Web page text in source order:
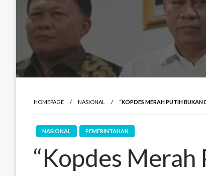
HOMEPAGE NASIONAL “KOPDES MERAH PUTIH
NASIONAL PEMERINTAHAN
“Kopdes